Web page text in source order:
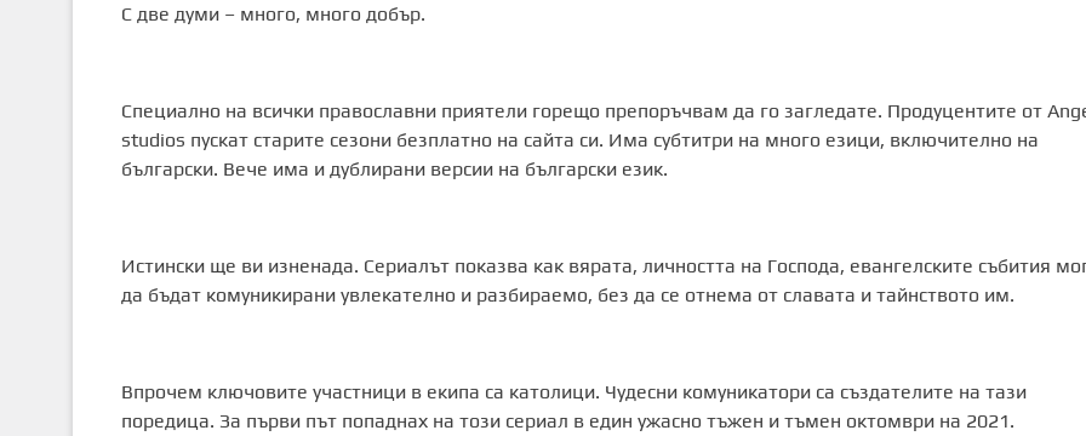
С две думи – много, много добър.
Специално на всички православни приятели горещо препоръчвам да го загледате. Продуцентите от
studios пускат старите сезони безплатно на сайта си. Има субтитри на много езици, включително на
български. Вече има и дублирани версии на български език.
Истински ще ви изненада. Сериалът показва как вярата, личността на Господа, евангелските събития
да бъдат комуникирани увлекателно и разбираемо, без да се отнема от славата и тайнството им.
Впрочем ключовите участници в екипа са католици. Чудесни комуникатори са създателите на тази
поредица. За първи път попаднах на този сериал в един ужасно тъжен и тъмен октомври на 2021.